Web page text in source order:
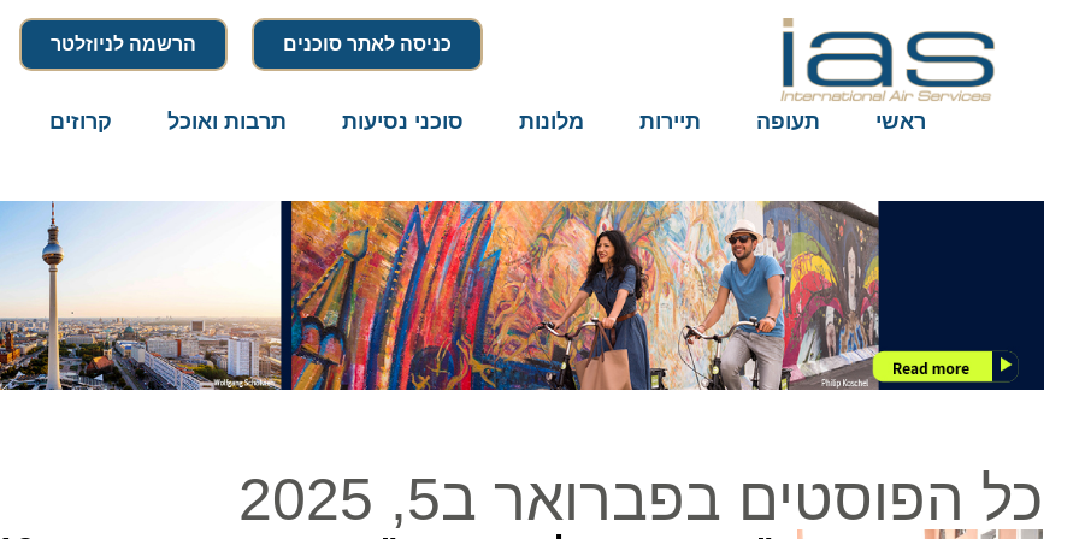
כניסה לאתר סוכנים הרשמה לניוזלטר
ראשי תעופה תיירות מלונות סוכני נסיעות תרבות ואוכל קרוזים
כל הפוסטים בפברואר ב5, 2025